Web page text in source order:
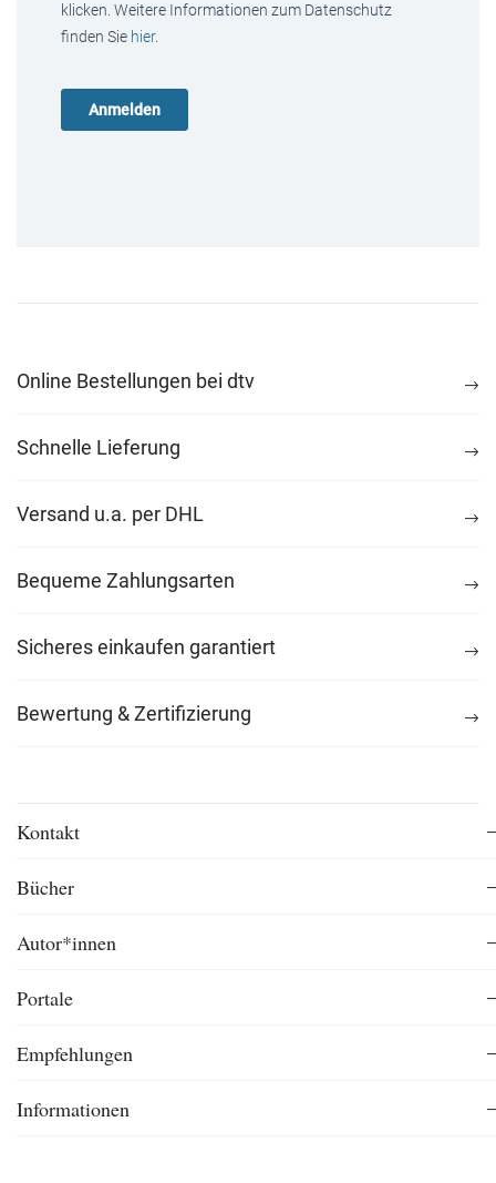
klicken. Weitere Informationen zum Datenschutz
finden Sie hier.
Online Bestellungen bei dtv
Schnelle Lieferung
Versand u.a. per DHL
Bequeme Zahlungsarten
Sicheres einkaufen garantiert
Bewertung & Zertifizierung
Kontakt
Bücher
Autor*innen
Portale
Empfehlungen
Informationen